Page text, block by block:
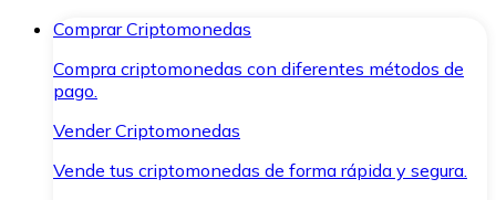
Comprar Criptomonedas
Compra criptomonedas con diferentes métodos de
pago.
Vender Criptomonedas
Vende tus criptomonedas de forma rápida y segura.